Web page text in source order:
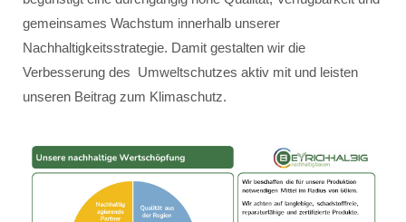
gemeinsames Wachstum innerhalb unserer
Nachhaltigkeitsstrategie. Damit gestalten wir die
Verbesserung des Umweltschutzes aktiv mit und leisten
unseren Beitrag zum Klimaschutz.